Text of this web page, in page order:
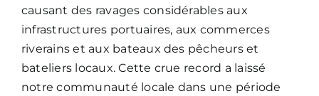
causant des ravages considérables aux
infrastructures portuaires, aux commerces
riverains et aux bateaux des pêcheurs et
bateliers locaux. Cette crue record a laissé
notre communauté locale dans une période